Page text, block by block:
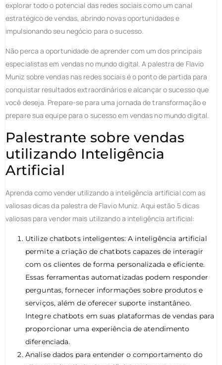
explorar todo o potencial das redes sociais como um canal
estratégico de vendas, abrindo novas oportunidades e
impulsionando seu negócio para o sucesso.
Não perca a oportunidade de aprender com um dos principais
especialistas em vendas no mundo digital. A palestra de Flavio
Muniz sobre vendas nas redes sociais é o ponto de partida para
conquistar resultados extraordinários e alcançar o sucesso que
você deseja. Prepare-se para uma jornada de transformação e
prepare sua equipe para o sucesso em vendas no mundo digital.
Palestrante sobre vendas
utilizando Inteligência
Artificial
Aprenda como vender utilizando a inteligência artificial com as
valiosas dicas da palestra de Flavio Muniz. Aqui estão 5 dicas
valiosas para vender mais utilizando a inteligência artificial:
Utilize chatbots inteligentes: A inteligência artificial
permite a criação de chatbots capazes de interagir
com os clientes de forma personalizada e eficiente.
Essas ferramentas automatizadas podem responder
perguntas, fornecer informações sobre produtos e
serviços, além de oferecer suporte instantâneo.
Integre chatbots em suas plataformas de vendas para
proporcionar uma experiência de atendimento
diferenciada.
Analise dados para entender o comportamento do